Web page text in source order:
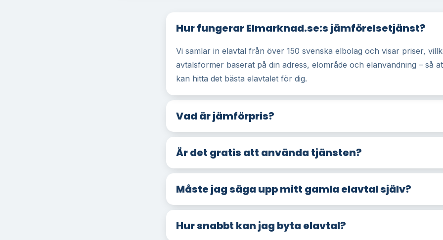
Hur fungerar Elmarknad.se:s jämförelsetjänst?
Vi samlar in elavtal från över 150 svenska elbolag och visar priser,
avtalsformer baserat på din adress, elområde och elanvändning – så
kan hitta det bästa elavtalet för dig.
Vad är jämförpris?
Är det gratis att använda tjänsten?
Måste jag säga upp mitt gamla elavtal själv?
Hur snabbt kan jag byta elavtal?